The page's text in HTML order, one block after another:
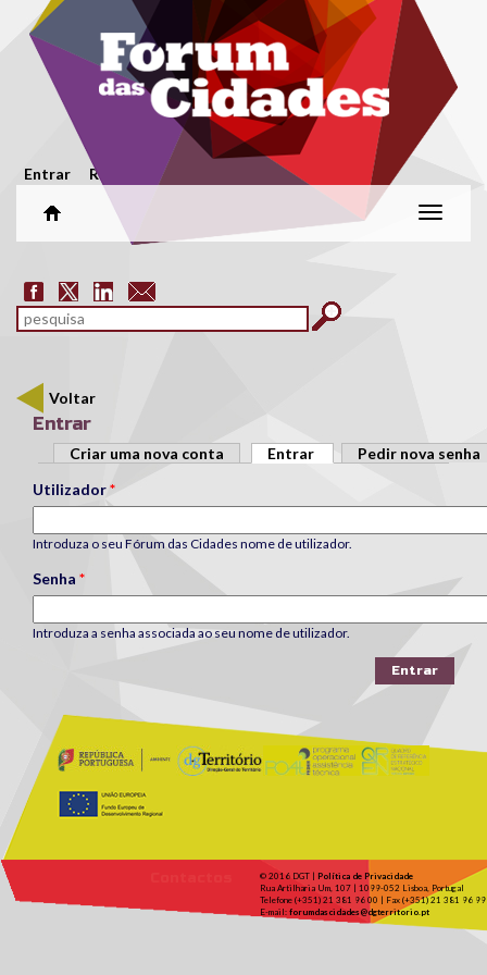
Passar para o conteúdo principal
Menu secundário
Entrar Registar
Alterar
Formulário de pesquisa
pesquisar
Voltar
Entrar
Separadores primários
Criar uma nova conta Entrar (separador ativo)
Pedir nova senha
Utilizador*
Introduza o seu Fórum das Cidades nome de utilizador.
Senha *
Introduza a senha associada ao seu nome de utilizador.
© 2016 DGT | Política de Privacidade
Rua Artilharia Um, 107 | 1099-052 Lisboa, Portugal
Telefone (+351) 21 381 96 00 | Fax (+351) 21 381 96 99
E-mail: forumdascidades@dgterritorio.pt